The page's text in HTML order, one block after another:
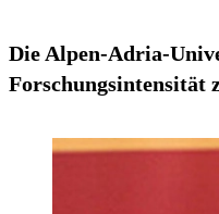
Die Alpen-Adria-
Forschungsintensität